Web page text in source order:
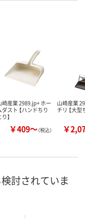
崎産業 2989.jp+ ホー
ダスト 【ハンドちり
り】
￥409～（税込）
山崎産業
チリ 【大型
￥
討されていま